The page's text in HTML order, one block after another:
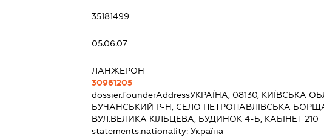
35181499
05.06.07
ЛАНЖЕРОН
30961205
dossier.founderAddressУКРАЇНА, 08130, КИЇВСЬКА
БУЧАНСЬКИЙ Р-Н, СЕЛО ПЕТРОПАВЛІВСЬКА
ВУЛ.ВЕЛИКА КІЛЬЦЕВА, БУДИНОК 4-Б, КАБІНЕТ 210
statements.nationality:Україна